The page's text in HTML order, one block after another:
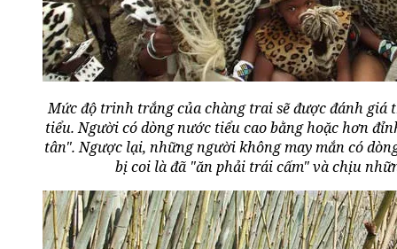
Mức độ trinh trắng của chàng trai sẽ được đánh giá
tiểu. Người có dòng nước tiểu cao bằng hoặc hơn
tân". Ngược lại, những người không may mắn có
bị coi là đã "ăn phải trái cấm" và chịu